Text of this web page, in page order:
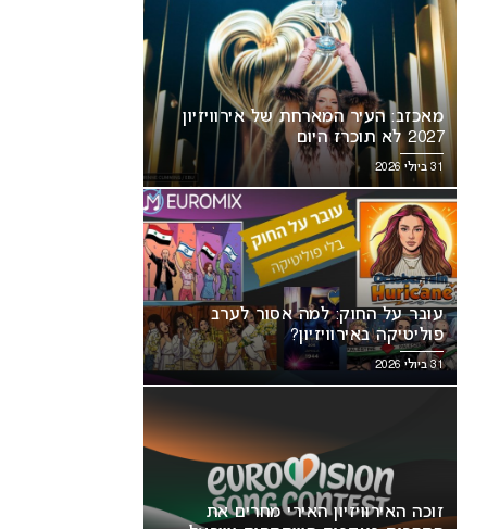
מאכזב: העיר המארחת של אירוויזיון
2027 לא תוכרז היום
31 ביולי 2026
עובר על החוק: למה אסור לערב
פוליטיקה באירוויזיון?
31 ביולי 2026
זוכה האירוויזיון האירי מחרים את